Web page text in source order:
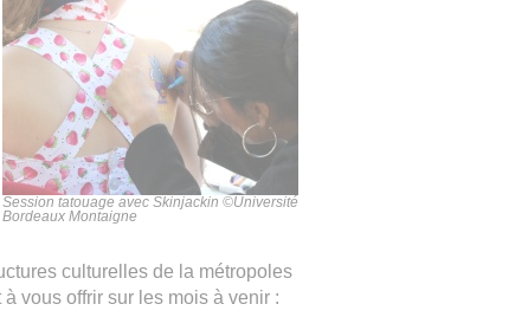
Session tatouage avec Skinjackin ©Université
Bordeaux Montaigne
culturelles de la métropoles
vous offrir sur les mois à venir :